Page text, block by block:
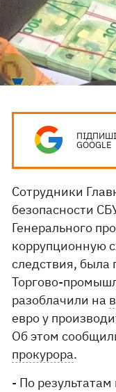
GOOGLE
Сотрудники
безопасности
Генерального
коррупционную
следствия, была
Торгово-
разоблачили на
евро у
Об этом
прокурора.
- По